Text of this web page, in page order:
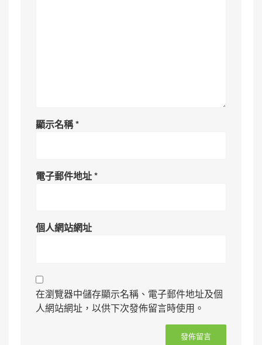
顯示名稱*
電子郵件地址*
個人網站網址
在瀏覽器中儲存顯示名稱、電子郵件地址及個
人網站網址，以供下次發佈留言時使用。